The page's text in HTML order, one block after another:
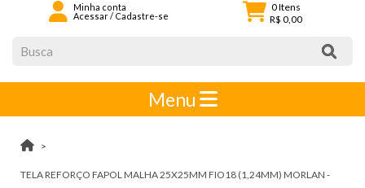
Minha conta
Acessar/ Cadastre-se
0Itens
R$ 0,00
Menu
TELA REFORÇO FAPOL MALHA 25X25MM FIO18 (1,24MM) MORLAN -